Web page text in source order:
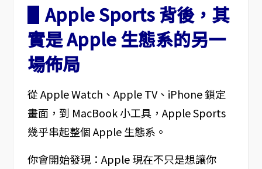
▋Apple Sports 背後，其
實是 Apple 生態系的另一
場佈局
從 Apple Watch、Apple TV、iPhone 鎖定
畫面，到 MacBook 小工具，Apple Sports
幾乎串起整個 Apple 生態系。
你會開始發現：Apple 現在不只是想讓你